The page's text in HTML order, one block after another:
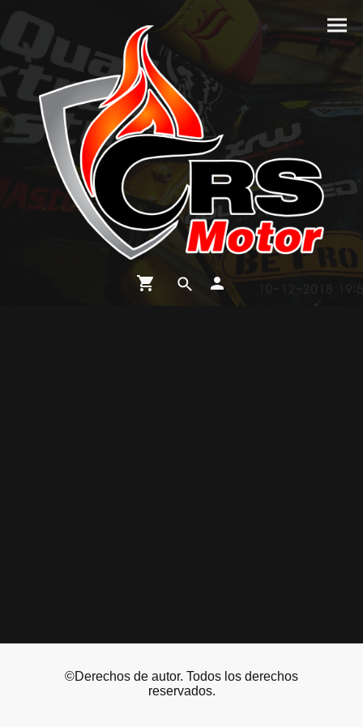
©Derechos de autor. Todos los derechos
reservados.